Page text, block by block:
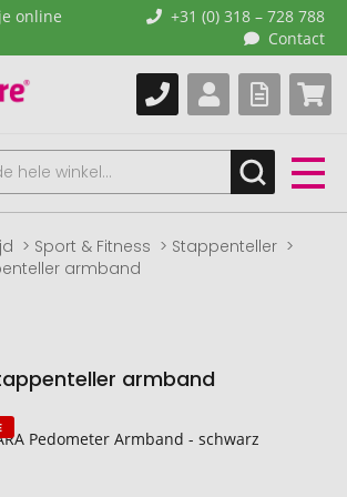
online
+31 (0) 318 – 728 788
Contact
Sport & Fitness
Stappenteller
armband
armband